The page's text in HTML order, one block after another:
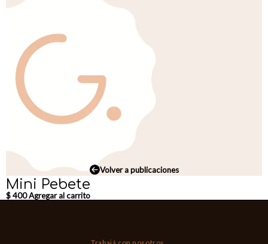
Volver a publicaciones
Mini Pebete
$400Agregar al carrito